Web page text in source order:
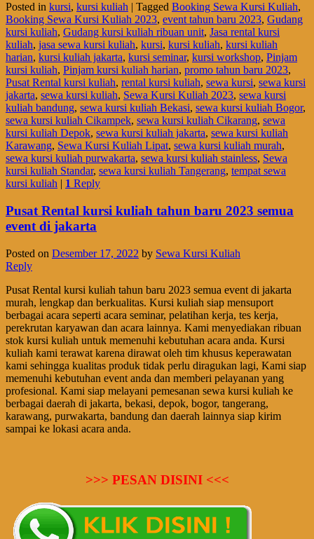
Posted in kursi, kursi kuliah | Tagged Booking Sewa Kursi Kuliah,
Booking Sewa Kursi Kuliah 2023, event tahun baru 2023, Gudang
kursi kuliah, Gudang kursi kuliah ribuan unit, Jasa rental kursi
kuliah, jasa sewa kursi kuliah, kursi, kursi kuliah, kursi kuliah
harian, kursi kuliah jakarta, kursi seminar, kursi workshop, Pinjam
kursi kuliah, Pinjam kursi kuliah harian, promo tahun baru 2023,
Pusat Rental kursi kuliah, rental kursi kuliah, sewa kursi, sewa kursi
jakarta, sewa kursi kuliah, Sewa Kursi Kuliah 2023, sewa kursi
kuliah bandung, sewa kursi kuliah Bekasi, sewa kursi kuliah Bogor,
sewa kursi kuliah Cikampek, sewa kursi kuliah Cikarang, sewa
kursi kuliah Depok, sewa kursi kuliah jakarta, sewa kursi kuliah
Karawang, Sewa Kursi Kuliah Lipat, sewa kursi kuliah murah,
sewa kursi kuliah purwakarta, sewa kursi kuliah stainless, Sewa
kursi kuliah Standar, sewa kursi kuliah Tangerang, tempat sewa
kursi kuliah | 1 Reply
Pusat Rental kursi kuliah tahun baru 2023 semua
event di jakarta
Posted on Desember 17, 2022 by Sewa Kursi Kuliah
Reply
Pusat Rental kursi kuliah tahun baru 2023 semua event di jakarta
murah, lengkap dan berkualitas. Kursi kuliah siap mensuport
berbagai acara seperti acara seminar, pelatihan kerja, tes kerja,
perekrutan karyawan dan acara lainnya. Kami menyediakan ribuan
stok kursi kuliah untuk memenuhi kebutuhan acara anda. Kursi
kuliah kami terawat karena dirawat oleh tim khusus keperawatan
kami sehingga kualitas produk tidak perlu diragukan lagi, Kami siap
memenuhi kebutuhan event anda dan memberi pelayanan yang
profesional. Kami siap melayani pemesanan sewa kursi kuliah ke
berbagai daerah di jakarta, bekasi, depok, bogor, tangerang,
karawang, purwakarta, bandung dan daerah lainnya siap kirim
sampai ke lokasi acara anda.
>>> PESAN DISINI <<<